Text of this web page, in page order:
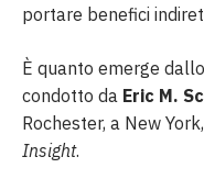
portare benefici
È quanto emerge
condotto da Eric M.
Rochester, a New
Insight.